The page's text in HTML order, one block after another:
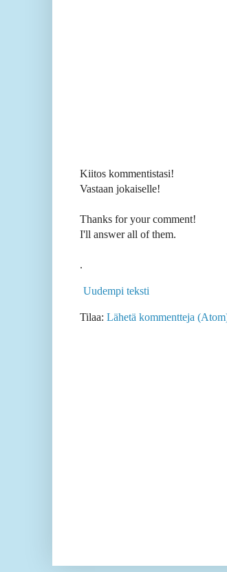
Kiitos kommentistasi!
Vastaan jokaiselle!
Thanks for your comment!
I'll answer all of them.
.
Uudempi teksti
Tilaa: Lähetä kommentteja